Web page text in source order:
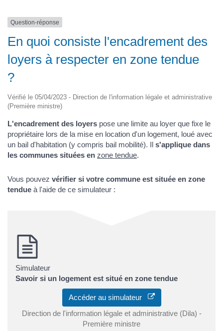
Question-réponse
En quoi consiste l'encadrement des
loyers à respecter en zone tendue
?
Vérifié le 05/04/2023 - Direction de l'information légale et administrative
(Première ministre)
L'encadrement des loyers pose une limite au loyer que fixe le
propriétaire lors de la mise en location d'un logement, loué avec
un bail d'habitation (y compris bail mobilité). Il s'applique dans
les communes situées en zone tendue.
Vous pouvez vérifier si votre commune est située en zone
tendue à l'aide de ce simulateur :
Simulateur
Savoir si un logement est situé en zone tendue
Accéder au simulateur
Direction de l'information légale et administrative (Dila) -
Première ministre